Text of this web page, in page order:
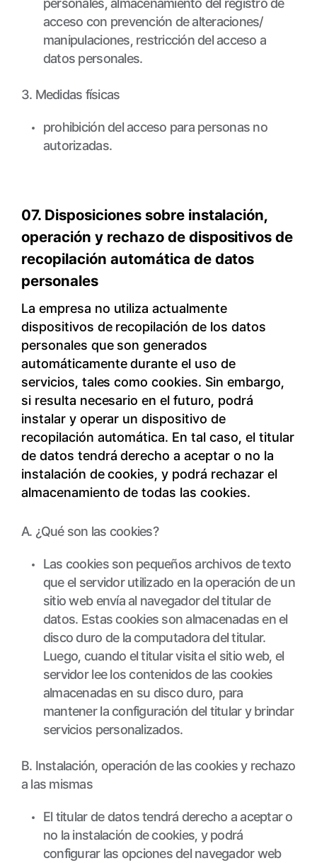
acceso con prevención de alteraciones/
manipulaciones, restricción del acceso a
datos personales.
3. Medidas físicas
prohibición del acceso para personas no
autorizadas.
07. Disposiciones sobre instalación,
operación y rechazo de dispositivos de
recopilación automática de datos
personales
La empresa no utiliza actualmente
dispositivos de recopilación de los datos
personales que son generados
automáticamente durante el uso de
servicios, tales como cookies. Sin embargo,
si resulta necesario en el futuro, podrá
instalar y operar un dispositivo de
recopilación automática. En tal caso, el titular
de datos tendrá derecho a aceptar o no la
instalación de cookies, y podrá rechazar el
almacenamiento de todas las cookies.
A. ¿Qué son las cookies?
Las cookies son pequeños archivos de texto
que el servidor utilizado en la operación de un
sitio web envía al navegador del titular de
datos. Estas cookies son almacenadas en el
disco duro de la computadora del titular.
Luego, cuando el titular visita el sitio web, el
servidor lee los contenidos de las cookies
almacenadas en su disco duro, para
mantener la configuración del titular y brindar
servicios personalizados.
B. Instalación, operación de las cookies y rechazo
a las mismas
El titular de datos tendrá derecho a aceptar o
no la instalación de cookies, y podrá
configurar las opciones del navegador web